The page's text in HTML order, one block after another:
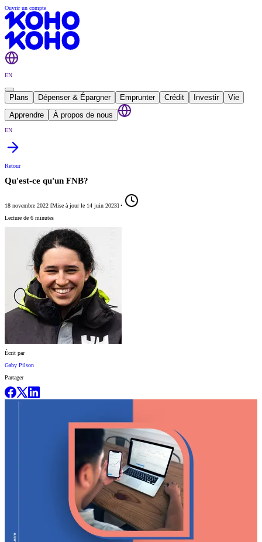
Ouvrir un compte
EN
Plans Dépenser & Épargner Emprunter Crédit Investir
Vie
Apprendre
À propos de nous
EN
Retour
Qu'est-ce qu'un FNB?
18 novembre 2022 [Mise à jour le 14 juin 2023] •
Lecture de 6 minutes
Écrit par
Gaby Pilson
Partager